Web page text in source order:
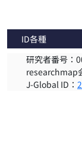
ID各種
研究者番号：
researchmap
J-Global ID：